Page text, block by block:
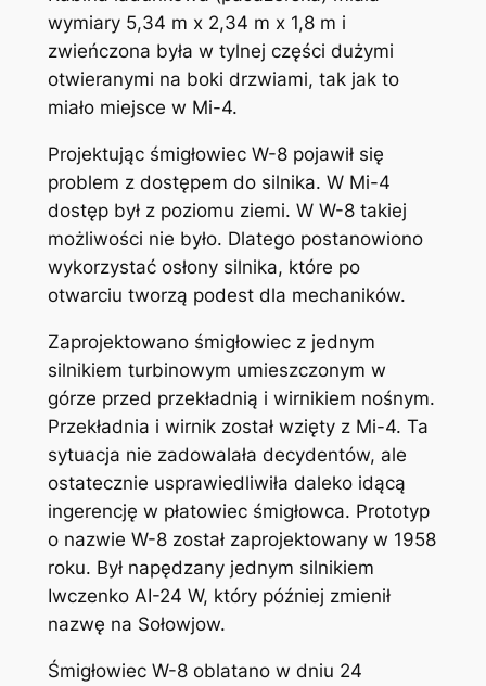
wymiary 5,34 m x 2,34 m x 1,8 m i
zwieńczona była w tylnej części dużymi
otwieranymi na boki drzwiami, tak jak to
miało miejsce w Mi-4.
Projektując śmigłowiec W-8 pojawił się
problem z dostępem do silnika. W Mi-4
dostęp był z poziomu ziemi. W W-8 takiej
możliwości nie było. Dlatego postanowiono
wykorzystać osłony silnika, które po
otwarciu tworzą podest dla mechaników.
Zaprojektowano śmigłowiec z jednym
silnikiem turbinowym umieszczonym w
górze przed przekładnią i wirnikiem nośnym.
Przekładnia i wirnik został wzięty z Mi-4. Ta
sytuacja nie zadowalała decydentów, ale
ostatecznie usprawiedliwiła daleko idącą
ingerencję w płatowiec śmigłowca. Prototyp
o nazwie W-8 został zaprojektowany w 1958
roku. Był napędzany jednym silnikiem
Iwczenko AI-24 W, który później zmienił
nazwę na Sołowjow.
Śmigłowiec W-8 oblatano w dniu 24